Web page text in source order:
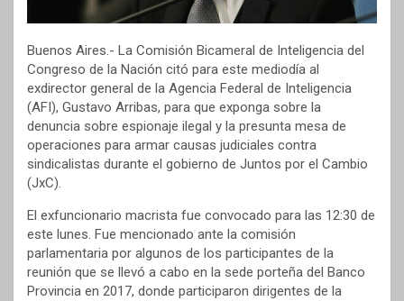
Buenos Aires.- La Comisión Bicameral de Inteligencia del
Congreso de la Nación citó para este mediodía al
exdirector general de la Agencia Federal de Inteligencia
(AFI), Gustavo Arribas, para que exponga sobre la
denuncia sobre espionaje ilegal y la presunta mesa de
operaciones para armar causas judiciales contra
sindicalistas durante el gobierno de Juntos por el Cambio
(JxC).
El exfuncionario macrista fue convocado para las 12:30 de
este lunes. Fue mencionado ante la comisión
parlamentaria por algunos de los participantes de la
reunión que se llevó a cabo en la sede porteña del Banco
Provincia en 2017, donde participaron dirigentes de la